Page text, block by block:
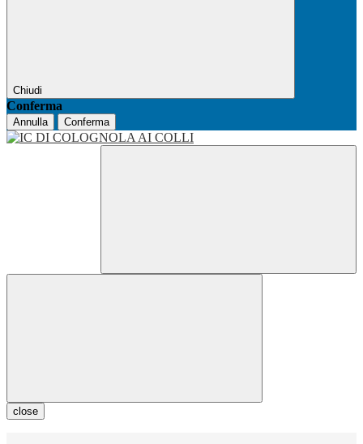
Chiudi
Conferma
Annulla Conferma
close